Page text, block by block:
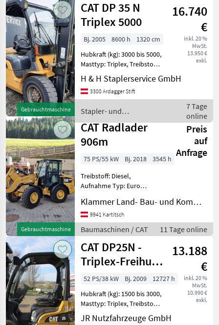
Gebrauchtmaschine
CAT DP 35 N
Triplex 5000
16.740
€
inkl. 20 %
MwSt.
13.950 €
exkl.
Bj. 2005 8600 h
1320 cm
Hubkraft (kg): 3000 bis 5000,
Masttyp: Triplex, Treibstoff:
Diesel Bauart: Frontstapler
/ Dieselstapler, Tragkraft:
3500kg, Hubhöhe: 5000mm,
Freihub:
H & H Staplerservice GmbH
3300 Ardagger Stift
Stapler- und
Lagertechnik / CAT
7 Tage
online
Gebrauchtmaschine
CAT Radlader
906m
Preis
auf
Anfrage
75 PS/55 kW Bj. 2018
3545 h
Treibstoff: Diesel,
Aufnahme Typ: Euro
Landmaschine:
Hydrostatgetriebe, hydr.
Geräteverriegelung, Kabine,
Klimaanlage,
Schnellwechselrahmen,
Zugmaul, Z
Klammer Land- Bau- und Kommunaltechnik
9941 Kartitsch
Baumaschinen / CAT 11 Tage online
CAT DP25N -
Triplex-Freihub
5,6m +
Seitenschieber
13.188
€
inkl. 20 %
MwSt.
10.990 €
exkl.
52 PS/38 kW Bj. 2009
12727 h
Hubkraft (kg): 1500 bis 3000,
Masttyp: Triplex, Treibstoff:
Diesel Bauart: Frontstapler
/ Dieselstapler, Tragkraft:
JR Nutzfahrzeuge GmbH